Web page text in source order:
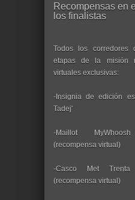
Recompensas en
los finalistas
Todos los corredores
etapas de la misión
virtuales exclusivas:
-Insignia de edición
Tadej'
-Maillot
(recompensa virtual)
-Casco Met
(recompensa virtual)